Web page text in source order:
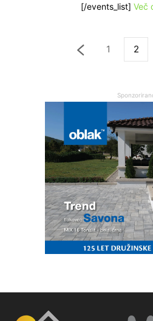
[/events_list] Več
1 2